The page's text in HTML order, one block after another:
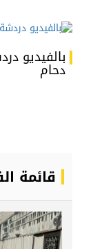
بالفيديو
دحام
قائمة